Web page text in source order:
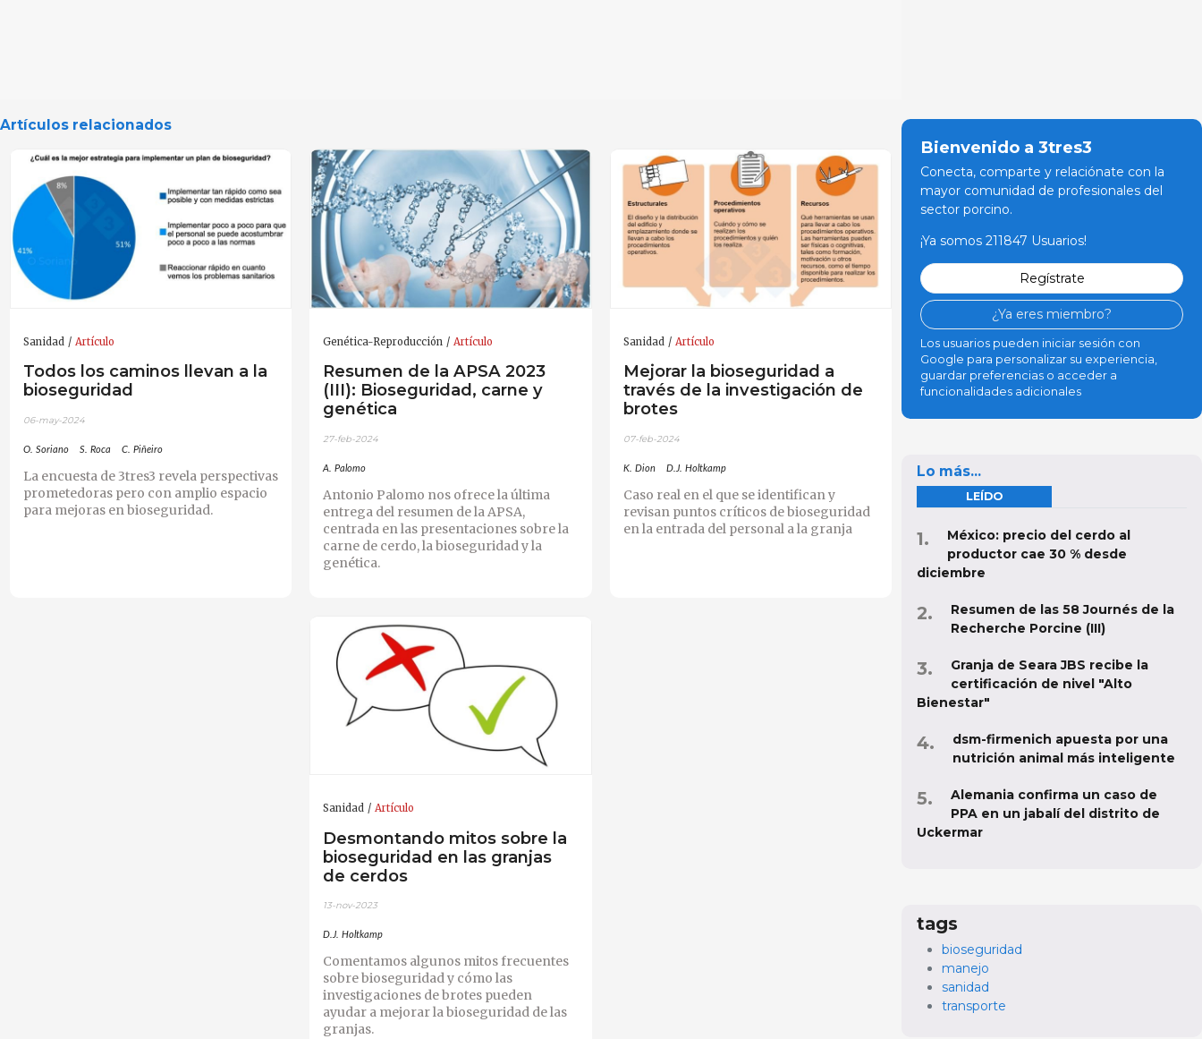
Artículos relacionados
Sanidad Artículo
Todos los caminos llevan a la
bioseguridad
06-may-2024
O. Soriano S. Roca C. Piñeiro
La encuesta de 3tres3 revela perspectivas
prometedoras pero con amplio espacio
para mejoras en bioseguridad.
Genética-Reproducción Artículo
Resumen de la APSA 2023
(III): Bioseguridad, carne y
genética
27-feb-2024
A. Palomo
Antonio Palomo nos ofrece la última
entrega del resumen de la APSA,
centrada en las presentaciones sobre la
carne de cerdo, la bioseguridad y la
genética.
Sanidad Artículo
Mejorar la bioseguridad a
través de la investigación de
brotes
07-feb-2024
K. Dion D.J. Holtkamp
Caso real en el que se identifican y
revisan puntos críticos de bioseguridad
en la entrada del personal a la granja
Sanidad Artículo
Desmontando mitos sobre la
bioseguridad en las granjas
de cerdos
13-nov-2023
D.J. Holtkamp
Comentamos algunos mitos frecuentes
sobre bioseguridad y cómo las
investigaciones de brotes pueden
ayudar a mejorar la bioseguridad de las
granjas.
Bienvenido a 3tres3
Conecta, comparte y relaciónate con la
mayor comunidad de profesionales del
sector porcino.
¡Ya somos 211847 Usuarios!
Regístrate
¿Ya eres miembro?
Los usuarios pueden iniciar sesión con
Google para personalizar su experiencia,
guardar preferencias o acceder a
funcionalidades adicionales
Lo más...
LEÍDO
México: precio del cerdo al
productor cae 30 % desde
diciembre
Resumen de las 58 Journés de la
Recherche Porcine (III)
Granja de Seara JBS recibe la
certificación de nivel "Alto
Bienestar"
dsm-firmenich apuesta por una
nutrición animal más inteligente
Alemania confirma un caso de
PPA en un jabalí del distrito de
Uckermar
tags
bioseguridad
manejo
sanidad
transporte